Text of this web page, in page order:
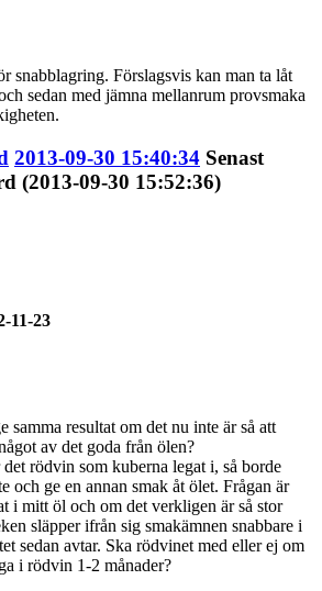
snabblagring. Förslagsvis kan man ta låt
sedan med jämna mellanrum provsmaka
2013-09-30 15:40:34 Senast
(2013-09-30 15:52:36)
11-23
samma resultat om det nu inte är så att
av det goda från ölen?
rödvin som kuberna legat i, så borde
och ge en annan smak åt ölet. Frågan är
i mitt öl och om det verkligen är så stor
släpper ifrån sig smakämnen snabbare i
sedan avtar. Ska rödvinet med eller ej om
i rödvin 1-2 månader?